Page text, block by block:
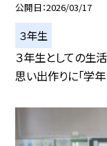
公開日 2026/03/17
３年生
３年生としての生
思い出作りに「学年